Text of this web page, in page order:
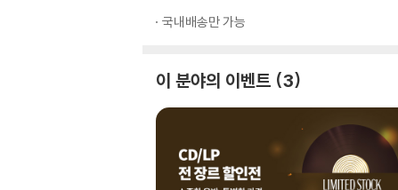
국내배송만 가능
이 분야의 이벤트 3